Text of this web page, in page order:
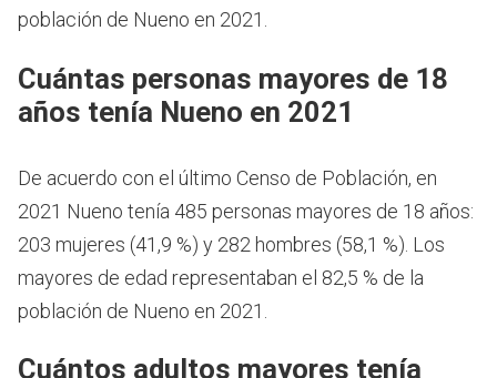
población de Nueno en 2021.
Cuántas personas mayores de 18
años tenía Nueno en 2021
De acuerdo con el último Censo de Población, en
2021 Nueno tenía 485 personas mayores de 18 años:
203 mujeres (41,9 %) y 282 hombres (58,1 %). Los
mayores de edad representaban el 82,5 % de la
población de Nueno en 2021.
Cuántos adultos mayores tenía